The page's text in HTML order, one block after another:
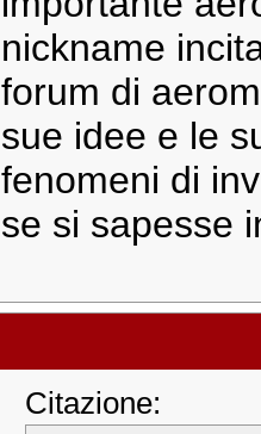
nickname
forum di
sue idee e le
fenomeni di
se si sapesse
Citazione: